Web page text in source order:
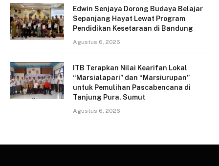
Edwin Senjaya Dorong Budaya Belajar
Sepanjang Hayat Lewat Program
Pendidikan Kesetaraan di Bandung
Agustus 6, 2026
ITB Terapkan Nilai Kearifan Lokal
“Marsialapari” dan “Marsiurupan”
untuk Pemulihan Pascabencana di
Tanjung Pura, Sumut
Agustus 6, 2026